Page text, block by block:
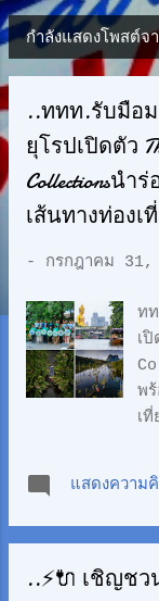
บ
กำลังแสดงโพสต์
..ททท.รับมือม
ยุโรปเปิดตัว
Collectionsนำ
เส้นทางท่องเ
- กรกฎาคม 31,
ท
เ
พ
เ
แ
ม
ง
ไ
แสดงความ
..⚡️🔌 เชิญช